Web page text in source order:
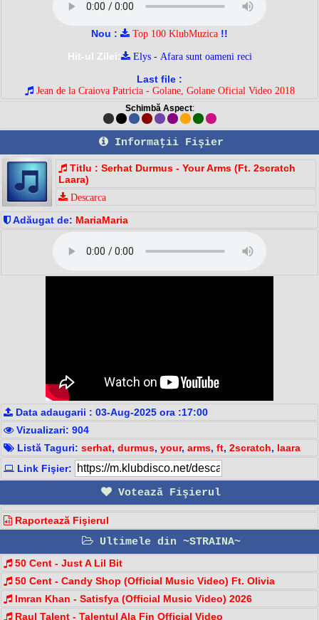
Nou : Top 100 KlubMuzica !!
Hit-ul Zilei:
Elys - Afara sunt oameni reci
Last file :
Jean de la Craiova Patricia - Golane, Golane Oficial Video 2018
Schimbă Aspect:
Informaţii Fişier
Titlu : Serhat Durmus - Your Arms (Ft. 2scratch
Laara)
Descarca
Adăugat de: MariaMaria
Data adaugarii : 03-Aug-2025 ora :17:00
Vizualizari: 904
Listă Taguri: serhat, durmus, your, arms, ft, 2scratch, laara
Link Fişier:
Votează Fişierul
Raportează Fişierul
Ultimele din ~STRAINA~
50 Cent - Just A Lil Bit
50 Cent - Candy Shop (Official Music Video) Ft. Olivia
Imran Khan - Satisfya (Official Music Video) 2026
Raul Talent - Talentul Ala Fin Official Video